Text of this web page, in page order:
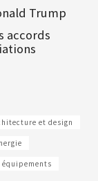
Trump
accords
et design
équipements